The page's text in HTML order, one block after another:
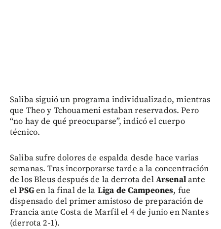
Saliba siguió un programa individualizado, mientras
que Theo y Tchouameni estaban reservados. Pero
“no hay de qué preocuparse”, indicó el cuerpo
técnico.
Saliba sufre dolores de espalda desde hace varias
semanas. Tras incorporarse tarde a la concentración
de los Bleus después de la derrota delArsenalante
elPSGen la final de la Liga de Campeones, fue
dispensado del primer amistoso de preparación de
Francia ante Costa de Marfil el 4 de junio en Nantes
(derrota 2-1).